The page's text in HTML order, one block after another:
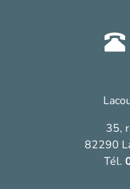
35,
82290
Tél.